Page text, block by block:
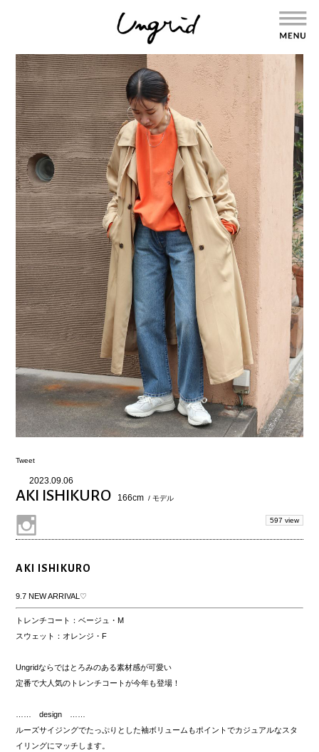
Tweet
2023.09.06
AKI ISHIKURO 166cm / モデル
597 view
AKI ISHIKURO
9.7 NEW ARRIVAL♡
トレンチコート：ベージュ・M
スウェット：オレンジ・F
Ungridならではとろみのある素材感が可愛い
定番で大人気のトレンチコートが今年も登場！
…… design ……
ルーズサイジングでたっぷりとした袖ボリュームもポイントでカジュアルなスタ
イリングにマッチします。